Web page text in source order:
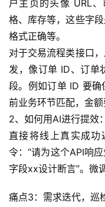
户主页的头像 URL
格、库存等，这些字
格式正确等。
对于交易流程类接口
发，像订单 ID、订单
段。例如订单 ID 要确
前业务环节匹配，金额
2、如何用AI进行提效：
直接将线上真实成
令：“请为这个API响
字段xx设计断言”。微
痛点3：需求迭代，巡